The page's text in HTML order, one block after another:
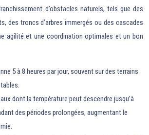
d’obstacles naturels, tels que des
des troncs d’arbres immergés ou des cascades
agilité et une coordination optimales et un bon
5 à 8 heures par jour, souvent sur des terrains
dont la température peut descendre jusqu’à
des périodes prolongées, augmentant le